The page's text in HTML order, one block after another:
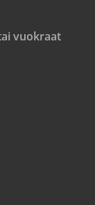
vuokraat